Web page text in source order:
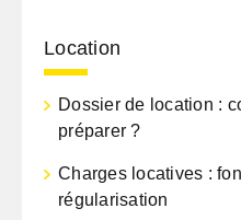
Location
Dossier de location :
préparer ?
Charges locatives :
régularisation